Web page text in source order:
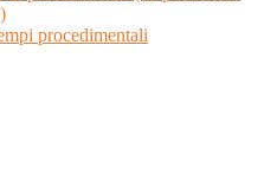
procedimentali